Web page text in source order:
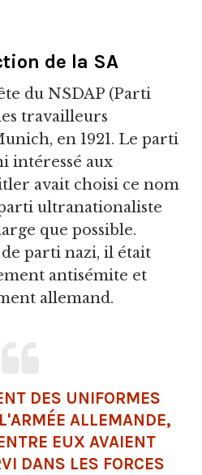
de la SA
du NSDAP (Parti
travailleurs
en 1921. Le parti
intéressé aux
avait choisi ce nom
ultranationaliste
que possible.
parti nazi, il était
antisémite et
allemand.
DES UNIFORMES
ALLEMANDE,
EUX AVAIENT
DANS LES FORCES